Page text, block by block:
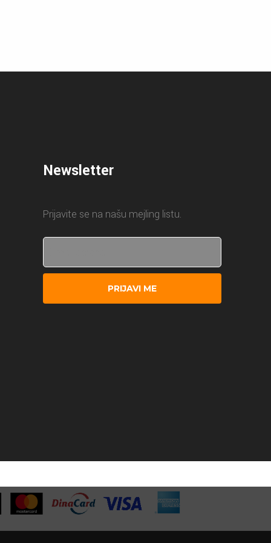
Newsletter
Prijavite se na našu mejling listu.
PRIJAVI ME